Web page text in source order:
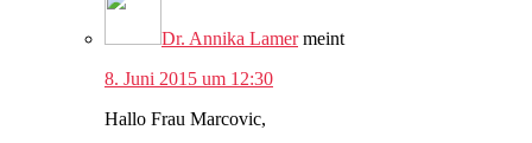
Dr. Annika Lamer meint
8. Juni 2015 um 12:30
Hallo Frau Marcovic,